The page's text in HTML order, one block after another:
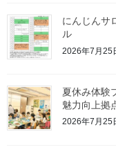
にんじんサ
ル
2026年7月25
夏休み体験
魅力向上拠
2026年7月25